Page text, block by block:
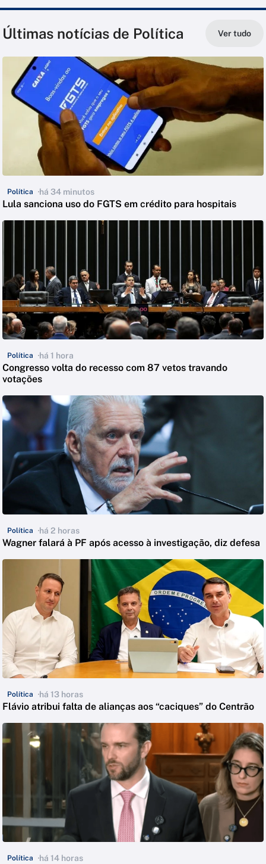
Últimas notícias de Política Ver tudo
Política há 34 minutos
Lula sanciona uso do FGTS em crédito para hospitais
Política há 1 hora
Congresso volta do recesso com 87 vetos travando
votações
Política há 2 horas
Wagner falará à PF após acesso à investigação, diz defesa
Política há 13 horas
Flávio atribui falta de alianças aos “caciques” do Centrão
Política há 14 horas